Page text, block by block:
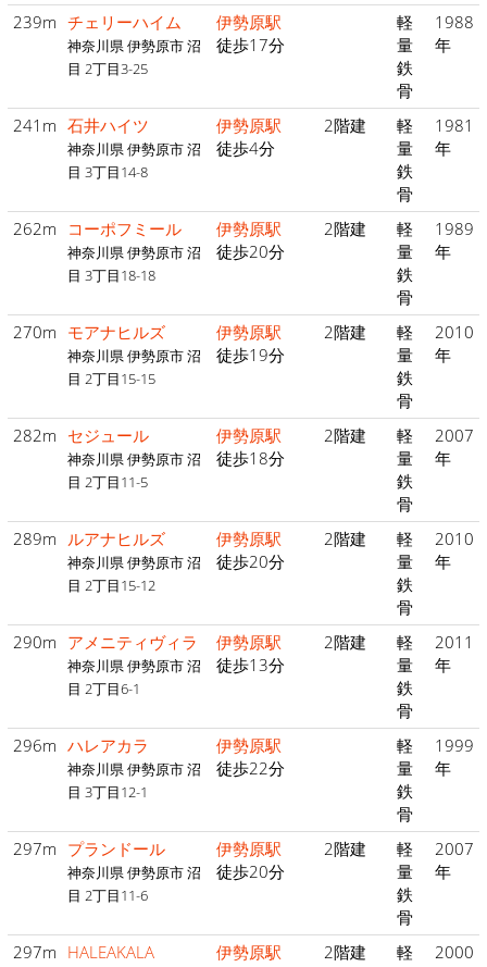
239m チェリーハイム
神奈川県 伊勢原市 沼
目 2丁目3-25
伊勢原駅
徒歩17分
軽
量
鉄
骨
1988
年
241m 石井ハイツ
神奈川県 伊勢原市 沼
目 3丁目14-8
伊勢原駅
徒歩4分
2階建
軽
量
鉄
骨
1981
年
262m コーポフミール
神奈川県 伊勢原市 沼
目 3丁目18-18
伊勢原駅
徒歩20分
2階建
軽
量
鉄
骨
1989
年
270m モアナヒルズ
神奈川県 伊勢原市 沼
目 2丁目15-15
伊勢原駅
徒歩19分
2階建
軽
量
鉄
骨
2010
年
282m セジュール
神奈川県 伊勢原市 沼
目 2丁目11-5
伊勢原駅
徒歩18分
2階建
軽
量
鉄
骨
2007
年
289m ルアナヒルズ
神奈川県 伊勢原市 沼
目 2丁目15-12
伊勢原駅
徒歩20分
2階建
軽
量
鉄
骨
2010
年
290m アメニティヴィラ
神奈川県 伊勢原市 沼
目 2丁目6-1
伊勢原駅
徒歩13分
2階建
軽
量
鉄
骨
2011
年
296m ハレアカラ
神奈川県 伊勢原市 沼
目 3丁目12-1
伊勢原駅
徒歩22分
軽
量
鉄
骨
1999
年
297m プランドール
神奈川県 伊勢原市 沼
目 2丁目11-6
伊勢原駅
徒歩20分
2階建
軽
量
鉄
骨
2007
年
297m HALEAKALA
伊勢原駅
2階建
軽
2000